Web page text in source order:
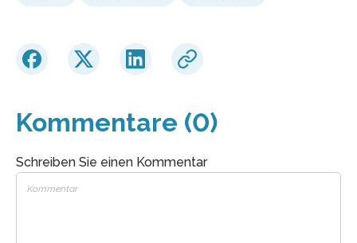
Kommentare (0)
Schreiben Sie einen Kommentar